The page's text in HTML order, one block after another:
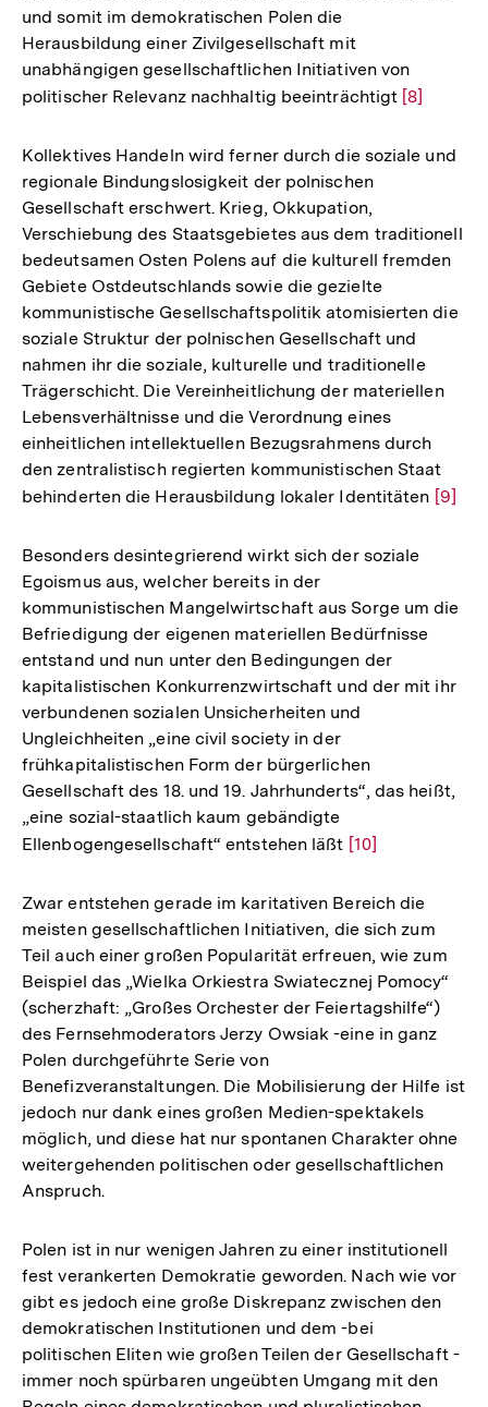
und somit im demokratischen Polen die
Herausbildung einer Zivilgesellschaft mit
unabhängigen gesellschaftlichen Initiativen von
politischer Relevanz nachhaltig beeinträchtigt Zur
der
[8]
Kollektives Handeln wird ferner durch die soziale und
regionale Bindungslosigkeit der polnischen
Gesellschaft erschwert. Krieg, Okkupation,
Verschiebung des Staatsgebietes aus dem traditionell
bedeutsamen Osten Polens auf die kulturell fremden
Gebiete Ostdeutschlands sowie die gezielte
kommunistische Gesellschaftspolitik atomisierten die
soziale Struktur der polnischen Gesellschaft und
nahmen ihr die soziale, kulturelle und traditionelle
Trägerschicht. Die Vereinheitlichung der materiellen
Lebensverhältnisse und die Verordnung eines
einheitlichen intellektuellen Bezugsrahmens durch
den zentralistisch regierten kommunistischen Staat
behinderten die Herausbildung lokaler Identitäten Zur
[9]
Besonders desintegrierend wirkt sich der soziale
Egoismus aus, welcher bereits in der
kommunistischen Mangelwirtschaft aus Sorge um die
Befriedigung der eigenen materiellen Bedürfnisse
entstand und nun unter den Bedingungen der
kapitalistischen Konkurrenzwirtschaft und der mit ihr
verbundenen sozialen Unsicherheiten und
Ungleichheiten „eine civil society in der
frühkapitalistischen Form der bürgerlichen
Gesellschaft des 18. und 19. Jahrhunderts“, das heißt,
„eine sozial-staatlich kaum gebändigte
Ellenbogengesellschaft“ entstehen läßt Zur
der
Fußnote
[10]
Zwar entstehen gerade im karitativen Bereich die
meisten gesellschaftlichen Initiativen, die sich zum
Teil auch einer großen Popularität erfreuen, wie zum
Beispiel das „Wielka Orkiestra Swiatecznej Pomocy“
(scherzhaft: „Großes Orchester der Feiertagshilfe“)
des Fernsehmoderators Jerzy Owsiak -eine in ganz
Polen durchgeführte Serie von
Benefizveranstaltungen. Die Mobilisierung der Hilfe ist
jedoch nur dank eines großen Medien-spektakels
möglich, und diese hat nur spontanen Charakter ohne
weitergehenden politischen oder gesellschaftlichen
Anspruch.
Polen ist in nur wenigen Jahren zu einer institutionell
fest verankerten Demokratie geworden. Nach wie vor
gibt es jedoch eine große Diskrepanz zwischen den
demokratischen Institutionen und dem -bei
politischen Eliten wie großen Teilen der Gesellschaft -
immer noch spürbaren ungeübten Umgang mit den